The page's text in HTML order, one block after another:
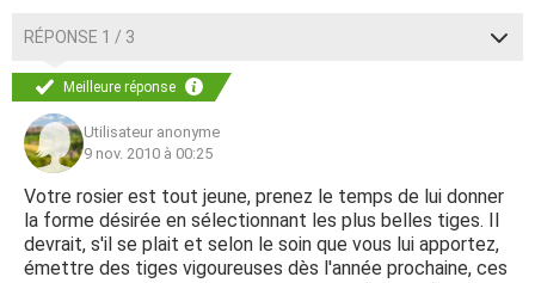
RÉPONSE 1 / 3
Meilleure réponse
Utilisateur anonyme
9 nov. 2010 à 00:25
Votre rosier est tout jeune, prenez le temps de lui donner
la forme désirée en sélectionnant les plus belles tiges. Il
devrait, s'il se plait et selon le soin que vous lui apportez,
émettre des tiges vigoureuses dès l'année prochaine, ces